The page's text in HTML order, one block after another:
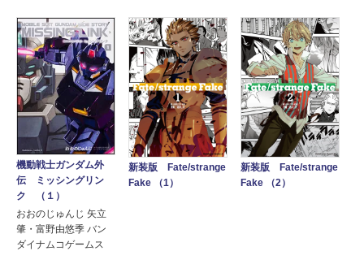
機動戦士ガンダム外
伝 ミッシングリン
ク （１）
おおのじゅんじ 矢立
肇・富野由悠季 バン
ダイナムコゲームス
新装版 Fate/strange
Fake （1）
新装版 Fate/strange
Fake （2）